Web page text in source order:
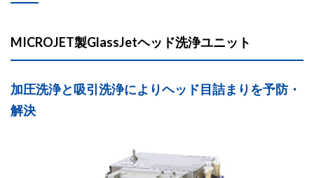
MICROJET製GlassJetヘッド洗浄ユニット
加圧洗浄と吸引洗浄によりヘッド目詰まりを予防・
解決